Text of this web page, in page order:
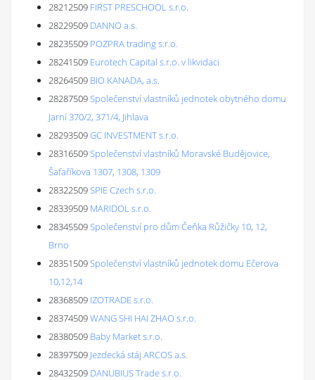
28212509 FIRST PRESCHOOL s.r.o.
28229509 DANNO a.s.
28235509 POZPRA trading s.r.o.
28241509 Eurotech Capital s.r.o. v likvidaci
28264509 BIO KANADA, a.s.
28287509Společenství vlastníků jednotek obytného domu
Jarní 370/2, 371/4, Jihlava
28293509GC INVESTMENT s.r.o.
28316509Společenství vlastníků Moravské Budějovice,
Šafaříkova 1307, 1308, 1309
28322509SPIE Czech s.r.o.
28339509 MARIDOL s.r.o.
28345509Společenství pro dům Čeňka Růžičky 10, 12,
Brno
28351509Společenství vlastníků jednotek domu Ečerova
10,12,14
28368509 IZOTRADE s.r.o.
28374509WANG SHI HAI ZHAO s.r.o.
28380509 Baby Market s.r.o.
28397509 Jezdecká stáj ARCOS a.s.
28432509 DANUBIUS Trade s.r.o.